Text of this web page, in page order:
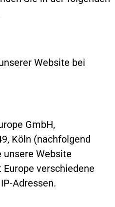
Website bei
GmbH,
Köln (nachfolgend
unsere Website
verschiedene
Adressen.